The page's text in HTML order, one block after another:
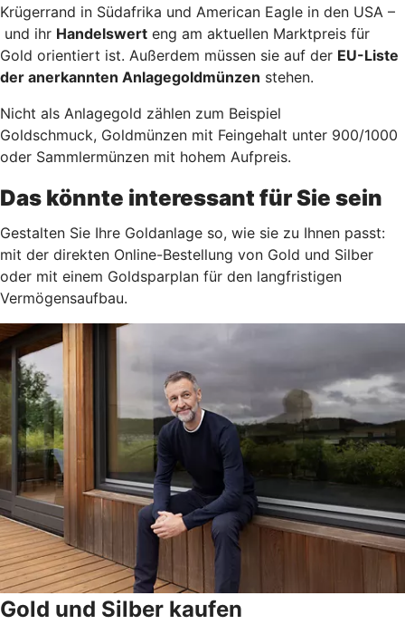
Krügerrand in Südafrika und American Eagle in den USA –
und ihr Handelswert eng am aktuellen Marktpreis für
Gold orientiert ist. Außerdem müssen sie auf der EU-Liste
der anerkannten Anlagegoldmünzen stehen.
Nicht als Anlagegold zählen zum Beispiel
Goldschmuck, Goldmünzen mit Feingehalt unter 900/1000
oder Sammlermünzen mit hohem Aufpreis.
Das könnte interessant für Sie sein
Gestalten Sie Ihre Goldanlage so, wie sie zu Ihnen passt:
mit der direkten Online-Bestellung von Gold und Silber
oder mit einem Goldsparplan für den langfristigen
Vermögensaufbau.
Gold und Silber kaufen